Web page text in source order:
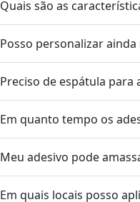
Quais são as
Posso personalizar ainda
Preciso de espátula para
Em quanto tempo os
Meu adesivo pode
Em quais locais posso